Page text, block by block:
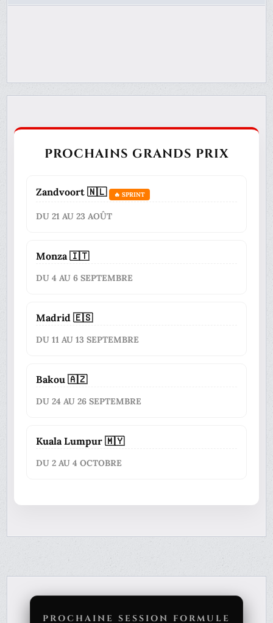
PROCHAINS GRANDS PRIX
Zandvoort 🇳🇱 🔥 SPRINT
DU 21 AU 23 AOÛT
Monza 🇮🇹
DU 4 AU 6 SEPTEMBRE
Madrid 🇪🇸
DU 11 AU 13 SEPTEMBRE
Bakou 🇦🇿
DU 24 AU 26 SEPTEMBRE
Kuala Lumpur 🇲🇾
DU 2 AU 4 OCTOBRE
PROCHAINE SESSION FORMULE